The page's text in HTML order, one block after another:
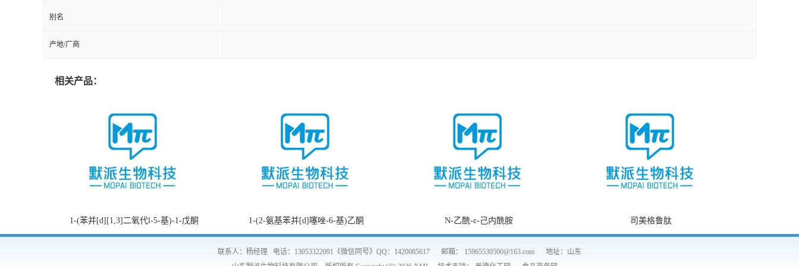
别名
产地/厂商
相关产品：
1-(苯并[d][1,3]二氧代l-5-基)-1-戊酮 1-(2-氨基苯并[d]噻唑-6-基)乙酮 N-乙酰-ε-己内酰胺 司美格鲁肽
联系人：杨经理 电话：13053322091《微信同号》QQ：1420085617 邮箱： 15965530500@163.com
地址：山东